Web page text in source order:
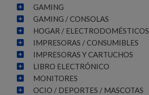
GAMING
GAMING / CONSOLAS
HOGAR / ELECTRODOMÉSTICOS
IMPRESORAS / CONSUMIBLES
IMPRESORAS Y CARTUCHOS
LIBRO ELECTRÓNICO
MONITORES
OCIO / DEPORTES / MASCOTAS